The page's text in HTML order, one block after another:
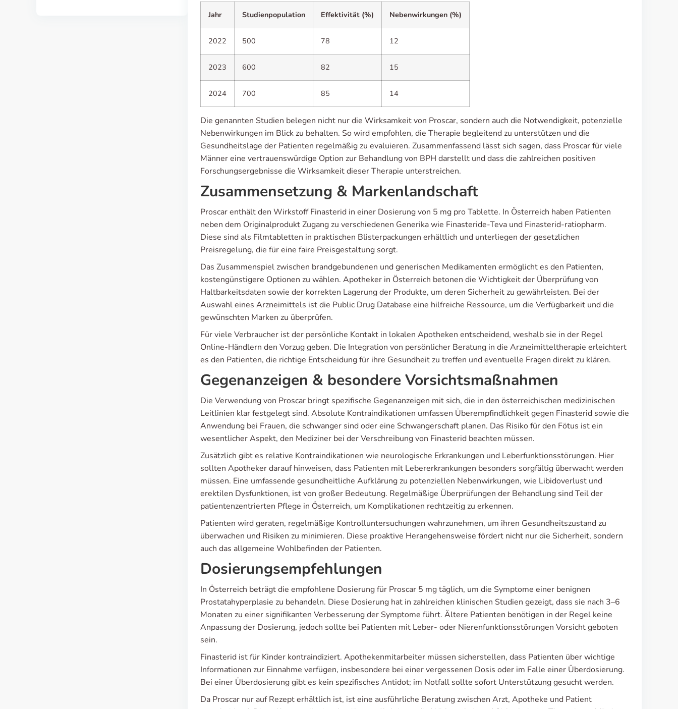
Jahr Studienpopulation Effektivität (%) Nebenwirkungen (%)
2022 500 78 12
2023 600 82 15
2024 700 85 14
Die genannten Studien belegen nicht nur die Wirksamkeit von Proscar, sondern auch die Notwendigkeit, potenzielle
Nebenwirkungen im Blick zu behalten. So wird empfohlen, die Therapie begleitend zu unterstützen und die
Gesundheitslage der Patienten regelmäßig zu evaluieren. Zusammenfassend lässt sich sagen, dass Proscar für viele
Männer eine vertrauenswürdige Option zur Behandlung von BPH darstellt und dass die zahlreichen positiven
Forschungsergebnisse die Wirksamkeit dieser Therapie unterstreichen.
Zusammensetzung & Markenlandschaft
Proscar enthält den Wirkstoff Finasterid in einer Dosierung von 5 mg pro Tablette. In Österreich haben Patienten
neben dem Originalprodukt Zugang zu verschiedenen Generika wie Finasteride-Teva und Finasterid-ratiopharm.
Diese sind als Filmtabletten in praktischen Blisterpackungen erhältlich und unterliegen der gesetzlichen
Preisregelung, die für eine faire Preisgestaltung sorgt.
Das Zusammenspiel zwischen brandgebundenen und generischen Medikamenten ermöglicht es den Patienten,
kostengünstigere Optionen zu wählen. Apotheker in Österreich betonen die Wichtigkeit der Überprüfung von
Haltbarkeitsdaten sowie der korrekten Lagerung der Produkte, um deren Sicherheit zu gewährleisten. Bei der
Auswahl eines Arzneimittels ist die Public Drug Database eine hilfreiche Ressource, um die Verfügbarkeit und die
gewünschten Marken zu überprüfen.
Für viele Verbraucher ist der persönliche Kontakt in lokalen Apotheken entscheidend, weshalb sie in der Regel
Online-Händlern den Vorzug geben. Die Integration von persönlicher Beratung in die Arzneimitteltherapie erleichtert
es den Patienten, die richtige Entscheidung für ihre Gesundheit zu treffen und eventuelle Fragen direkt zu klären.
Gegenanzeigen & besondere Vorsichtsmaßnahmen
Die Verwendung von Proscar bringt spezifische Gegenanzeigen mit sich, die in den österreichischen medizinischen
Leitlinien klar festgelegt sind. Absolute Kontraindikationen umfassen Überempfindlichkeit gegen Finasterid sowie die
Anwendung bei Frauen, die schwanger sind oder eine Schwangerschaft planen. Das Risiko für den Fötus ist ein
wesentlicher Aspekt, den Mediziner bei der Verschreibung von Finasterid beachten müssen.
Zusätzlich gibt es relative Kontraindikationen wie neurologische Erkrankungen und Leberfunktionsstörungen. Hier
sollten Apotheker darauf hinweisen, dass Patienten mit Lebererkrankungen besonders sorgfältig überwacht werden
müssen. Eine umfassende gesundheitliche Aufklärung zu potenziellen Nebenwirkungen, wie Libidoverlust und
erektilen Dysfunktionen, ist von großer Bedeutung. Regelmäßige Überprüfungen der Behandlung sind Teil der
patientenzentrierten Pflege in Österreich, um Komplikationen rechtzeitig zu erkennen.
Patienten wird geraten, regelmäßige Kontrolluntersuchungen wahrzunehmen, um ihren Gesundheitszustand zu
überwachen und Risiken zu minimieren. Diese proaktive Herangehensweise fördert nicht nur die Sicherheit, sondern
auch das allgemeine Wohlbefinden der Patienten.
Dosierungsempfehlungen
In Österreich beträgt die empfohlene Dosierung für Proscar 5 mg täglich, um die Symptome einer benignen
Prostatahyperplasie zu behandeln. Diese Dosierung hat in zahlreichen klinischen Studien gezeigt, dass sie nach 3–6
Monaten zu einer signifikanten Verbesserung der Symptome führt. Ältere Patienten benötigen in der Regel keine
Anpassung der Dosierung, jedoch sollte bei Patienten mit Leber- oder Nierenfunktionsstörungen Vorsicht geboten
sein.
Finasterid ist für Kinder kontraindiziert. Apothekenmitarbeiter müssen sicherstellen, dass Patienten über wichtige
Informationen zur Einnahme verfügen, insbesondere bei einer vergessenen Dosis oder im Falle einer Überdosierung.
Bei einer Überdosierung gibt es kein spezifisches Antidot; im Notfall sollte sofort Unterstützung gesucht werden.
Da Proscar nur auf Rezept erhältlich ist, ist eine ausführliche Beratung zwischen Arzt, Apotheke und Patient